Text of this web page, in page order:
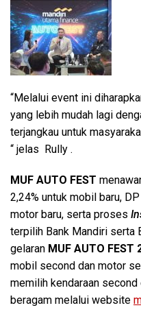
“Melalui event ini
yang lebih mudah lagi
terjangkau untuk
“ jelas Rully .
MUF AUTO FEST
2,24% untuk mobil baru,
motor baru, serta proses
terpilih Bank Mandiri serta
gelaran MUF AUTO FEST
mobil second dan motor
memilih kendaraan
beragam melalui website